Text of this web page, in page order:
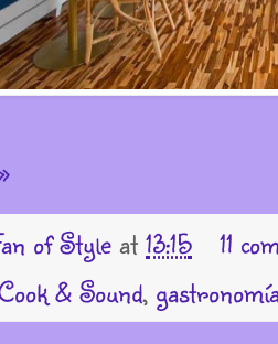
of Style at 13:15
11
& Sound,